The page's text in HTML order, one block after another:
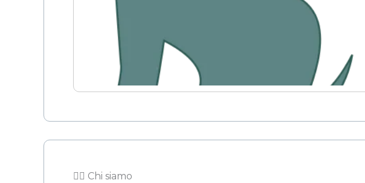
👨‍⚖️ Chi siamo